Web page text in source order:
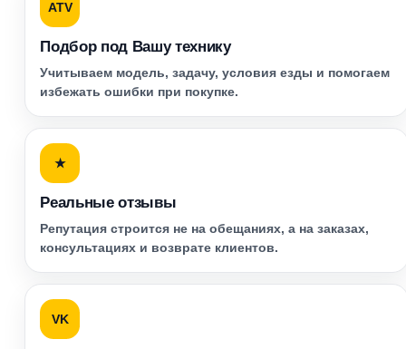
ATV
Подбор под Вашу технику
Учитываем модель, задачу, условия езды и помогаем
избежать ошибки при покупке.
★
Реальные отзывы
Репутация строится не на обещаниях, а на заказах,
консультациях и возврате клиентов.
VK